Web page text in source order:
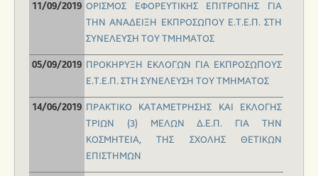
11/09/2019 OΡΙΣΜΟΣ ΕΦΟΡΕΥΤΙΚΗΣ ΕΠΙΤΡΟΠΗΣ ΓΙΑ
ΤΗΝ ΑΝΑΔΕΙΞΗ ΕΚΠΡΟΣΩΠΟΥ Ε.Τ.Ε.Π. ΣΤΗ
ΣΥΝΕΛΕΥΣΗ ΤΟΥ ΤΜΗΜΑΤΟΣ
05/09/2019 ΠΡΟΚΗΡΥΞΗ ΕΚΛΟΓΩΝ ΓΙΑ ΕΚΠΡΟΣΩΠΟΥΣ
Ε.Τ.Ε.Π. ΣΤΗ ΣΥΝΕΛΕΥΣΗ ΤΟΥ ΤΜΗΜΑΤΟΣ
14/06/2019 ΠΡΑΚΤΙΚΟ ΚΑΤΑΜΕΤΡΗΣΗΣ ΚΑΙ ΕΚΛΟΓΗΣ
ΤΡΙΩΝ (3) ΜΕΛΩΝ Δ.Ε.Π. ΓΙΑ ΤΗΝ
ΚΟΣΜΗΤΕΙΑ, ΤΗΣ ΣΧΟΛΗΣ ΘΕΤΙΚΩΝ
ΕΠΙΣΤΗΜΩΝ